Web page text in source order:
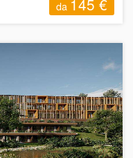
da 145 €